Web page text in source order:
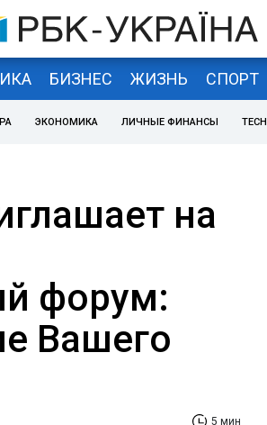
БИЗНЕС ЖИЗНЬ СПОРТ
ЭКОНОМИКА ЛИЧНЫЕ ФИНАНСЫ TECH
на
форум:
Вашего
5 мин